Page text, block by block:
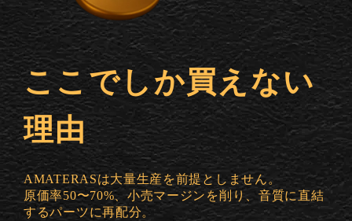
ここでしか買えない
理由
AMATERASは大量生産を前提としません。
原価率50〜70%、小売マージンを削り、音質に直結
するパーツに再配分。